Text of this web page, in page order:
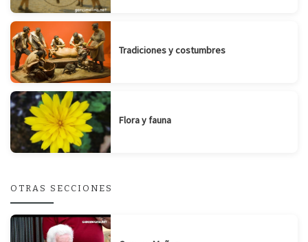
Tradiciones y costumbres
Flora y fauna
OTRAS SECCIONES